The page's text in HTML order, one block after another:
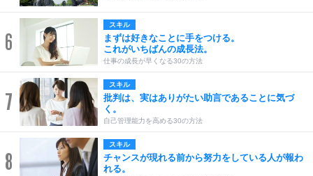
6
スキル
まずは好きなことに手をつける。
これがいちばんの成長法。
仕事の成長が早くなる30の方法
7
スキル
批判は、実はありがたい助言であることに気づ
く。
自己管理能力を高める30の方法
8
スキル
チャンスが現れる前から努力をしている人が報わ
れる。